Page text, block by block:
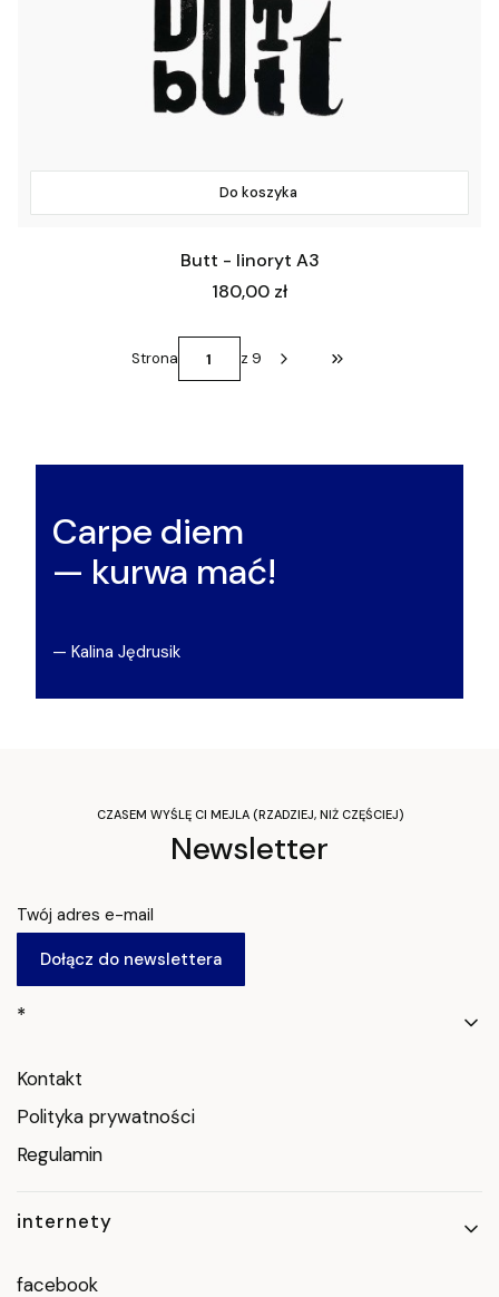
Do koszyka
Butt - linoryt A3
Cena
180,00 zł
Strona z 9 Przejdź do ostatniej
Carpe diem
— kurwa mać!
— Kalina Jędrusik
CZASEM WYŚLĘ CI MEJLA (RZADZIEJ, NIŻ CZĘŚCIEJ)
Newsletter
Twój adres e-mail
Dołącz do newslettera
Linki w stopce
*
Kontakt
Polityka prywatności
Regulamin
internety
facebook